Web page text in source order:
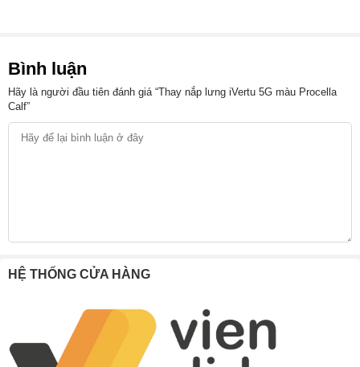
Bình luận
Hãy là người đầu tiên đánh giá “Thay nắp lưng iVertu 5G màu Procella
Calf”
HỆ THỐNG CỬA HÀNG